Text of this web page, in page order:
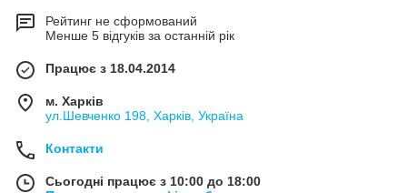
Рейтинг не сформований
Менше 5 відгуків за останній рік
Працює з 18.04.2014
м. Харків
ул.Шевченко 198, Харків, Україна
Контакти
Сьогодні працює з 10:00 до 18:00